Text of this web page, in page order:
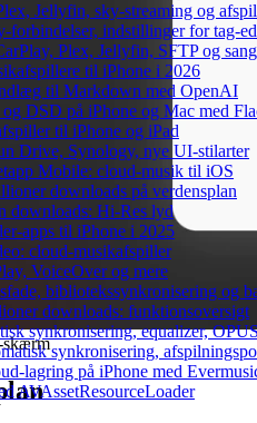
Jellyfin, sky-streaming og
forbindelser, indstillinger for tag-
Plex, Jellyfin, SFTP og
til iPhone i 2026
til Markdown med OpenAI
DSD på iPhone og Mac med
til iPhone og iPad
Drive, Synology, nye UI-stilarter
Mobile: cloud-musik til iOS
downloads på verdensplan
downloads: Hi-Res lyd
apps til iPhone i 2025
cloud-musikafspiller
VoiceOver og mere
bibliotekssynkronisering og
downloads: funktionsoversigt
synkronisering, equalizer,
synkronisering,
lagring på iPhone med
AVAssetResourceLoader
skærm